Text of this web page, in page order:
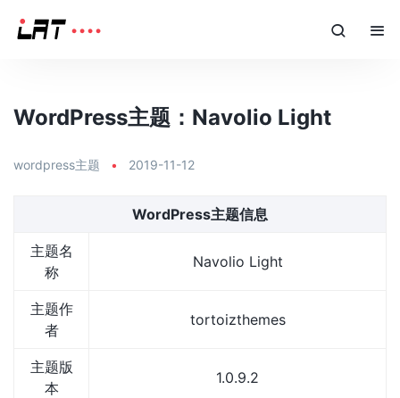
WordPress主题：Navolio Light
wordpress主题 • 2019-11-12
WordPress主题信息
主题名
称
Navolio Light
主题作
者
tortoizthemes
主题版
本
1.0.9.2